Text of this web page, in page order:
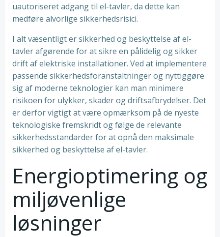
uautoriseret adgang til el-tavler, da dette kan
medføre alvorlige sikkerhedsrisici.
I alt væsentligt er sikkerhed og beskyttelse af el-
tavler afgørende for at sikre en pålidelig og sikker
drift af elektriske installationer. Ved at implementere
passende sikkerhedsforanstaltninger og nyttiggøre
sig af moderne teknologier kan man minimere
risikoen for ulykker, skader og driftsafbrydelser. Det
er derfor vigtigt at være opmærksom på de nyeste
teknologiske fremskridt og følge de relevante
sikkerhedsstandarder for at opnå den maksimale
sikkerhed og beskyttelse af el-tavler.
Energioptimering og
miljøvenlige
løsninger